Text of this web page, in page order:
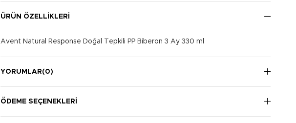
ÜRÜN ÖZELLIKLERI
Avent Natural Response Doğal Tepkili PP Biberon 3 Ay 330 ml
YORUMLAR(0)
ÖDEME SEÇENEKLERI